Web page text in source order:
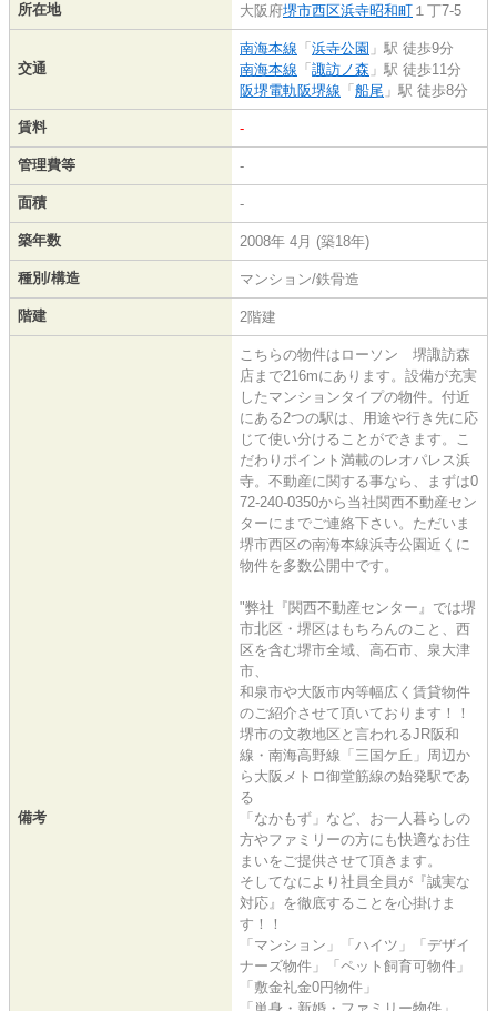
所在地 大阪府堺市西区浜寺昭和町 １丁7-5
交通
南海本線 「 浜寺公園 」駅 徒歩9分
南海本線 「 諏訪ノ森 」駅 徒歩11分
阪堺電軌阪堺線 「 船尾 」駅 徒歩8分
賃料 -
管理費等 -
面積 -
築年数 2008年 4月 (築18年)
種別/構造 マンション/鉄骨造
階建 2階建
備考
こちらの物件はローソン 堺諏訪森
店まで216mにあります。設備が充実
したマンションタイプの物件。付近
にある2つの駅は、用途や行き先に応
じて使い分けることができます。こ
だわりポイント満載のレオパレス浜
寺。不動産に関する事なら、まずは0
72-240-0350から当社関西不動産セン
ターにまでご連絡下さい。ただいま
堺市西区の南海本線浜寺公園近くに
物件を多数公開中です。
"弊社『関西不動産センター』では堺
市北区・堺区はもちろんのこと、西
区を含む堺市全域、高石市、泉大津
市、
和泉市や大阪市内等幅広く賃貸物件
のご紹介させて頂いております！！
堺市の文教地区と言われるJR阪和
線・南海高野線「三国ケ丘」周辺か
ら大阪メトロ御堂筋線の始発駅であ
る
「なかもず」など、お一人暮らしの
方やファミリーの方にも快適なお住
まいをご提供させて頂きます。
そしてなにより社員全員が『誠実な
対応』を徹底することを心掛けま
す！！
「マンション」「ハイツ」「デザイ
ナーズ物件」「ペット飼育可物件」
「敷金礼金0円物件」